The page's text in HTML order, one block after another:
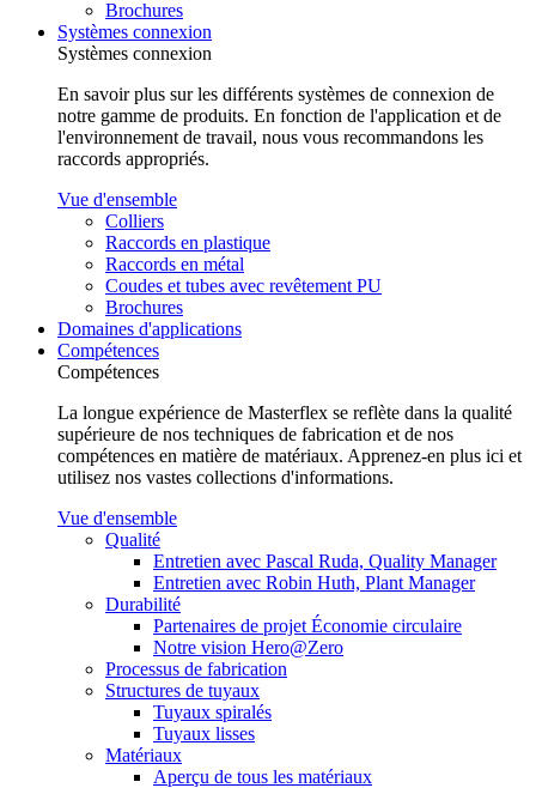
Brochures
Systèmes connexion
Systèmes connexion
En savoir plus sur les différents systèmes de connexion de
notre gamme de produits. En fonction de l'application et de
l'environnement de travail, nous vous recommandons les
raccords appropriés.
Vue d'ensemble
Colliers
Raccords en plastique
Raccords en métal
Coudes et tubes avec revêtement PU
Brochures
Domaines d'applications
Compétences
Compétences
La longue expérience de Masterflex se reflète dans la qualité
supérieure de nos techniques de fabrication et de nos
compétences en matière de matériaux. Apprenez-en plus ici et
utilisez nos vastes collections d'informations.
Vue d'ensemble
Qualité
Entretien avec Pascal Ruda, Quality Manager
Entretien avec Robin Huth, Plant Manager
Durabilité
Partenaires de projet Économie circulaire
Notre vision Hero@Zero
Processus de fabrication
Structures de tuyaux
Tuyaux spiralés
Tuyaux lisses
Matériaux
Aperçu de tous les matériaux